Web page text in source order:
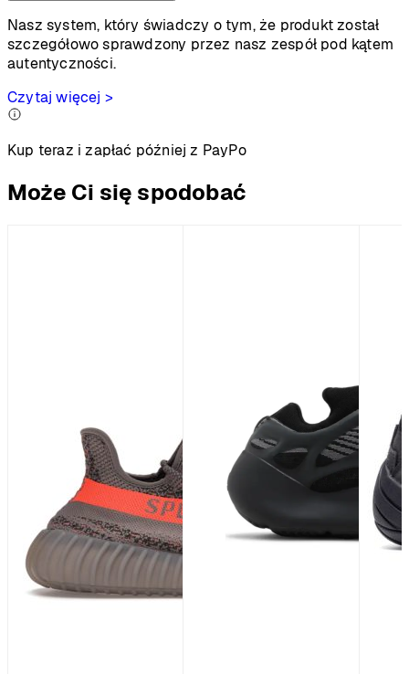
Nasz system, który świadczy o tym, że produkt został
szczegółowo sprawdzony przez nasz zespół pod kątem
autentyczności.
Czytaj więcej >
Kup teraz i zapłać później z PayPo
Może Ci się spodobać